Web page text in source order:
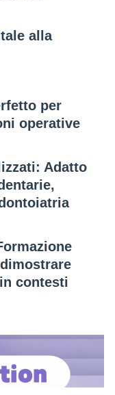
alla
per
operative
: Adatto
contesti